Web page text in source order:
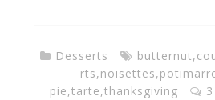
Desserts butternut,
rts,noisettes,
pie,tarte,thanksgiving